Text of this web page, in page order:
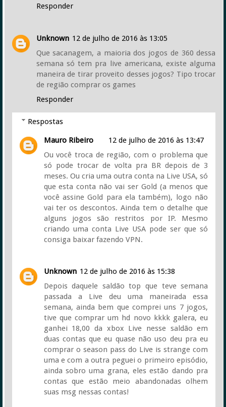
Responder
Unknown 12 de julho de 2016 às 13:05
Que sacanagem, a maioria dos jogos de 360 dessa
semana só tem pra live americana, existe alguma
maneira de tirar proveito desses jogos? Tipo trocar
de região comprar os games
Responder
Respostas
Mauro Ribeiro
12 de julho de 2016 às 13:47
Ou você troca de região, com o problema que
só pode trocar de volta pra BR depois de 3
meses. Ou cria uma outra conta na Live USA, só
que esta conta não vai ser Gold (a menos que
você assine Gold para ela também), logo não
vai ter os descontos. Ainda tem o detalhe que
alguns jogos são restritos por IP. Mesmo
criando uma conta Live USA pode ser que só
consiga baixar fazendo VPN.
Unknown 12 de julho de 2016 às 15:38
Depois daquele saldão top que teve semana
passada a Live deu uma maneirada essa
semana, ainda bem que comprei uns 7 jogos,
tive que comprar um hd novo kkkk galera, eu
ganhei 18,00 da xbox Live nesse saldão em
duas contas que eu quase não uso deu pra eu
comprar o season pass do Live is strange com
uma e com a outra peguei o primeiro episódio,
ainda sobro uma grana, eles estão dando pra
contas que estão meio abandonadas olhem
suas msg nessas contas!